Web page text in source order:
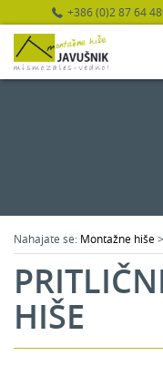
+386 (0)2 87 64
Nahajate se: Montažne hiše>
HIŠE